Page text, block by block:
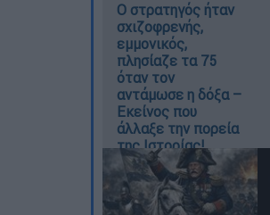
O στρατηγός ήταν
σχιζοφρενής,
εμμονικός,
πλησίαζε τα 75
όταν τον
αντάμωσε η δόξα –
Εκείνος που
άλλαξε την πορεία
της Ιστορίας!